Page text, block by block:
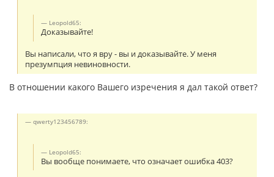
Leopold65:
Доказывайте!
Вы написали, что я вру - вы и доказывайте. У меня
презумпция невиновности.
В отношении какого Вашего изречения я дал такой ответ?
qwerty123456789:
Leopold65:
Вы вообще понимаете, что означает ошибка 403?